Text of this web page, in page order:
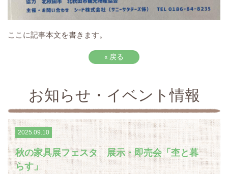
ここに記事本文を書きます。
« 戻る
お知らせ・イベント情報
2025.09.10
秋の家具展フェスタ 展示・即売会「杢と暮
らす」